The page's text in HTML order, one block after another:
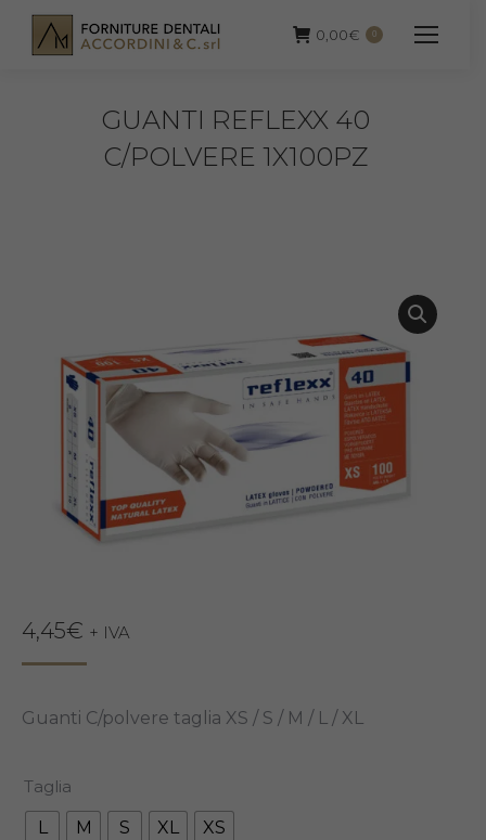
0,00€ 0
GUANTI REFLEXX 40
C/POLVERE 1X100PZ
4,45€ + IVA
Guanti C/polvere taglia XS / S / M / L / XL
Taglia
L
M S XL XS